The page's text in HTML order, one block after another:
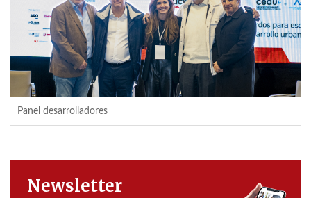
Panel desarrolladores
Newsletter